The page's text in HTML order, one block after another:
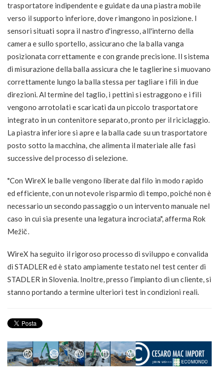
trasportatore indipendente e guidate da una piastra mobile
verso il supporto inferiore, dove rimangono in posizione. I
sensori situati sopra il nastro d'ingresso, all'interno della
camera e sullo sportello, assicurano che la balla vanga
posizionata correttamente e con grande precisione. Il sistema
di misurazione della balla assicura che le taglierine si muovano
correttamente lungo la balla stessa per tagliare i fili in due
direzioni. Al termine del taglio, i pettini si estraggono e i fili
vengono arrotolati e scaricati da un piccolo trasportatore
integrato in un contenitore separato, pronto per il riciclaggio.
La piastra inferiore si apre e la balla cade su un trasportatore
posto sotto la macchina, che alimenta il materiale alle fasi
successive del processo di selezione.
"Con WireX le balle vengono liberate dal filo in modo rapido
ed efficiente, con un notevole risparmio di tempo, poiché non è
necessario un secondo passaggio o un intervento manuale nel
caso in cui sia presente una legatura incrociata", afferma Rok
Mežič.
WireX ha seguito il rigoroso processo di sviluppo e convalida
di STADLER ed è stato ampiamente testato nel test center di
STADLER in Slovenia. Inoltre, presso l’impianto di un cliente, si
stanno portando a termine ulteriori test in condizioni reali.